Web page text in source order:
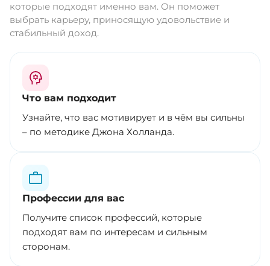
которые подходят именно вам. Он поможет
выбрать карьеру, приносящую удовольствие и
стабильный доход.
Что вам подходит
Узнайте, что вас мотивирует и в чём вы сильны
– по методике Джона Холланда.
Профессии для вас
Получите список профессий, которые
подходят вам по интересам и сильным
сторонам.